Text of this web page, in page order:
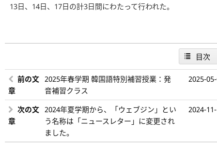
13日、14日、17日の計3日間にわたって行われた。
目次
前の文
章
2025年春学期 韓国語特別補習授業：発
音補習クラス
2025-
次の文
章
2024年夏学期から、「ウェブジン」とい
う名称は「ニュースレター」に変更され
ました。
2024-